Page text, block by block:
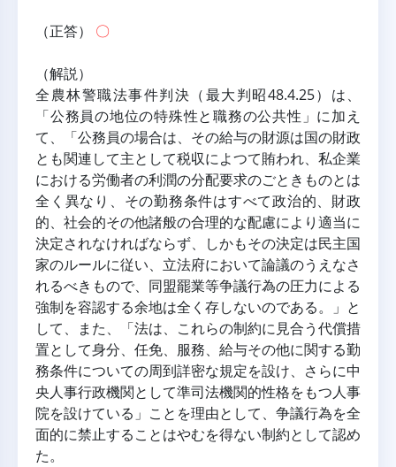
（正答） 〇
（解説）
全農林警職法事件判決（最大判昭48.4.25）は、
「公務員の地位の特殊性と職務の公共性」に加え
て、「公務員の場合は、その給与の財源は国の財政
とも関連して主として税収によつて賄われ、私企業
における労働者の利潤の分配要求のごときものとは
全く異なり、その勤務条件はすべて政治的、財政
的、社会的その他諸般の合理的な配慮により適当に
決定されなければならず、しかもその決定は民主国
家のルールに従い、立法府において論議のうえなさ
れるべきもので、同盟罷業等争議行為の圧力による
強制を容認する余地は全く存しないのである。」と
して、また、「法は、これらの制約に見合う代償措
置として身分、任免、服務、給与その他に関する勤
務条件についての周到詳密な規定を設け、さらに中
央人事行政機関として準司法機関的性格をもつ人事
院を設けている」ことを理由として、争議行為を全
面的に禁止することはやむを得ない制約として認め
た。